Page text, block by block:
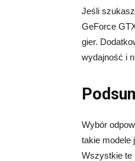
Jeśli
GeForce
gier.
wydajność i
Wybór
takie modele
Wszystkie te